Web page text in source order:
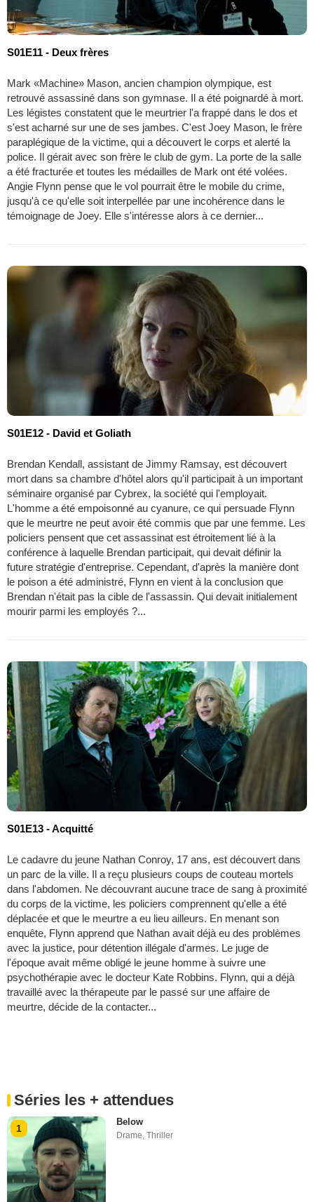
S01E11 - Deux frères
Mark «Machine» Mason, ancien champion olympique, est
retrouvé assassiné dans son gymnase. Il a été poignardé à mort.
Les légistes constatent que le meurtrier l'a frappé dans le dos et
s'est acharné sur une de ses jambes. C'est Joey Mason, le frère
paraplégique de la victime, qui a découvert le corps et alerté la
police. Il gérait avec son frère le club de gym. La porte de la salle
a été fracturée et toutes les médailles de Mark ont été volées.
Angie Flynn pense que le vol pourrait être le mobile du crime,
jusqu'à ce qu'elle soit interpellée par une incohérence dans le
témoignage de Joey. Elle s'intéresse alors à ce dernier...
S01E12 - David et Goliath
Brendan Kendall, assistant de Jimmy Ramsay, est découvert
mort dans sa chambre d'hôtel alors qu'il participait à un important
séminaire organisé par Cybrex, la société qui l'employait.
L'homme a été empoisonné au cyanure, ce qui persuade Flynn
que le meurtre ne peut avoir été commis que par une femme. Les
policiers pensent que cet assassinat est étroitement lié à la
conférence à laquelle Brendan participait, qui devait définir la
future stratégie d'entreprise. Cependant, d'après la manière dont
le poison a été administré, Flynn en vient à la conclusion que
Brendan n'était pas la cible de l'assassin. Qui devait initialement
mourir parmi les employés ?...
S01E13 - Acquitté
Le cadavre du jeune Nathan Conroy, 17 ans, est découvert dans
un parc de la ville. Il a reçu plusieurs coups de couteau mortels
dans l'abdomen. Ne découvrant aucune trace de sang à proximité
du corps de la victime, les policiers comprennent qu'elle a été
déplacée et que le meurtre a eu lieu ailleurs. En menant son
enquête, Flynn apprend que Nathan avait déjà eu des problèmes
avec la justice, pour détention illégale d'armes. Le juge de
l'époque avait même obligé le jeune homme à suivre une
psychothérapie avec le docteur Kate Robbins. Flynn, qui a déjà
travaillé avec la thérapeute par le passé sur une affaire de
meurtre, décide de la contacter...
Séries les + attendues
1
Below
Drame,Thriller